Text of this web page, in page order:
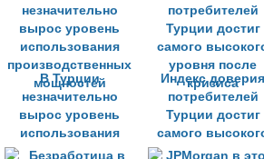
В Турции
незначительно
вырос уровень
использования
производственных
Индекс доверия
потребителей
Турции достиг
самого
уровня после